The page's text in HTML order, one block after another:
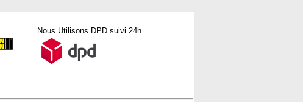
Nous Utilisons DPD suivi 24h